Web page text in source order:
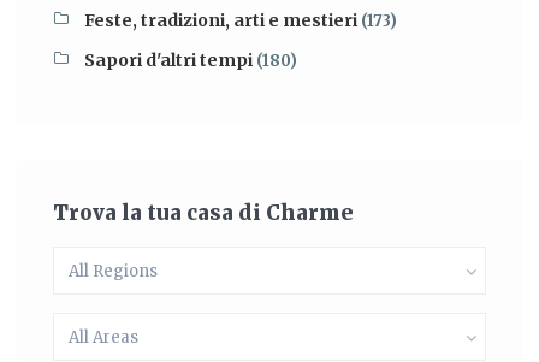
Feste, tradizioni, arti e mestieri (173)
Sapori d'altri tempi (180)
Trova la tua casa di Charme
All Regions
All Areas